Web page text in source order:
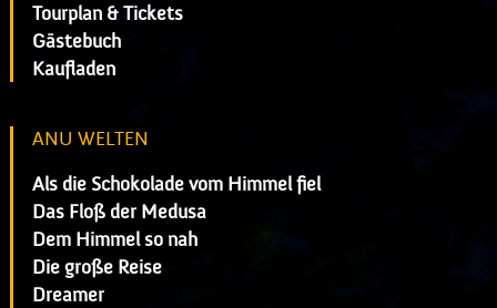
Tourplan & Tickets
Gästebuch
Kaufladen
ANU WELTEN
Als die Schokolade vom Himmel fiel
Das Floß der Medusa
Dem Himmel so nah
Die große Reise
Dreamer